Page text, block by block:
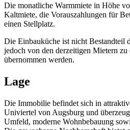
Die monatliche Warmmiete in Höhe
Kaltmiete, die Vorauszahlungen für
einen Stellplatz.
Die Einbauküche ist nicht Bestandteil
jedoch von den derzeitigen Mietern
übernommen werden.
Lage
Die Immobilie befindet sich in
Univiertel von Augsburg und
Umfeld, moderne Wohnbebauung